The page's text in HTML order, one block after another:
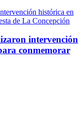
intervención
conmemorar